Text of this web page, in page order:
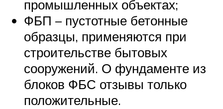
промышленных объектах;
ФБП – пустотные бетонные
образцы, применяются при
строительстве бытовых
сооружений. О фундаменте из
блоков ФБС отзывы только
положительные.